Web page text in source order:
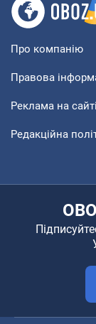
Про компанію
Правова
Реклама на сайті
Редакційна